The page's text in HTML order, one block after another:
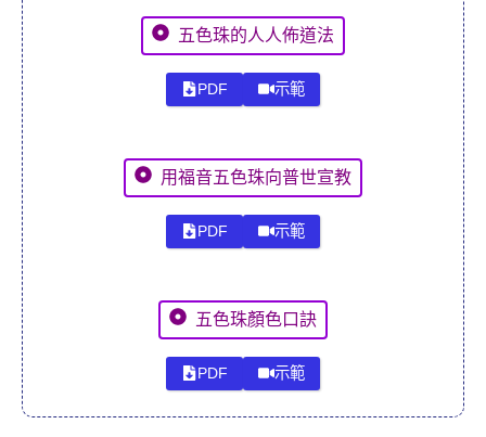
五色珠的人人佈道法
PDF 示範
用福音五色珠向普世宣教
PDF 示範
五色珠顏色口訣
PDF 示範